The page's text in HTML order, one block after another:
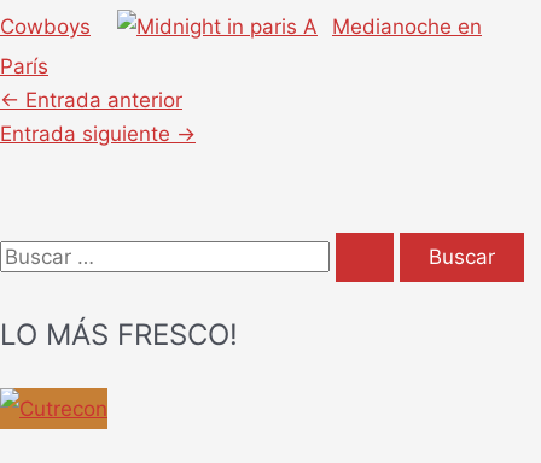
Cowboys
Medianoche en
París
← Entrada anterior
Entrada siguiente →
B
a
LO MÁS FRESCO!